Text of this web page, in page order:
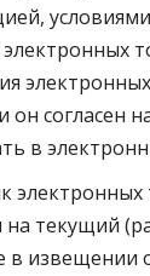
он согласен
в
электронных
текущий
в извещении